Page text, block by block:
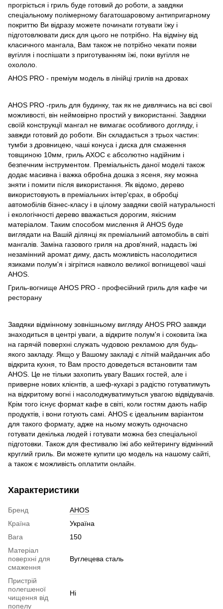
прогріється і гриль буде готовий до роботи, а завдяки
спеціальному полімерному багатошаровому антипригарному
покриттю Ви відразу можете починати готувати їжу і
підготовлювати диск для цього не потрібно. На відміну від
класичного мангала, Вам також не потрібно чекати появи
вугілля і поспішати з приготуванням їжі, поки вугілля не
охололо.
AHOS PRO - преміум модель в лінійці грилів на дровах
AHOS PRO -гриль для будинку, так як не дивлячись на всі свої
можливості, він неймовірно простий у використанні. Завдяки
своїй конструкції мангал не вимагає особливого догляду, і
завжди готовий до роботи. Він складається з трьох частин:
тумби з дровницею, чаші конуса і диска для смаження
товщиною 10мм, гриль АХОС є абсолютно надійним і
безпечним інструментом. Преміальність даної моделі також
додає масивна і важка обробна дошка з ясеня, яку можна
зняти і помити після використання. Як відомо, дерево
використовують в преміальних інтер'єрах, в обробці
автомобілів бізнес-класу і в цілому завдяки своїй натуральності
і екологічності дерево вважається дорогим, якісним
матеріалом. Таким способом мислення й AHOS буде
виглядати на Вашій ділянці як преміальний автомобіль в світі
мангалів. Заміна газового гриля на дров'яний, надасть їжі
незамінний аромат диму, дасть можливість насолодитися
язиками полум'я і зігрітися навколо великої вогнищевої чаші
AHOS.
Гриль-вогнище AHOS PRO - професійний гриль для кафе чи
ресторану
Завдяки відмінному зовнішньому вигляду AHOS PRO завжди
знаходиться в центрі уваги, а відкрите полум'я і соковита їжа
на гарячій поверхні служать чудовою рекламою для будь-
якого закладу. Якщо у Вашому закладі є літній майданчик або
відкрита кухня, то Вам просто доведеться встановити там
AHOS. Це не тільки захопить увагу Ваших гостей, але і
приверне нових клієнтів, а шеф-кухарі з радістю готуватимуть
на відкритому вогні і насолоджуватимуться увагою відвідувачів.
Крім того існує формат кафе в світі, коли гостям дають набір
продуктів, і вони готують самі. AHOS є ідеальним варіантом
для такого формату, адже на ньому можуть одночасно
готувати декілька людей і готувати можна без спеціальної
підготовки. Також для фестивалю їжі або кейтерингу відмінний
круглий гриль. Ви можете купити цю модель на нашому сайті,
а також є можливість оплатити онлайн.
Характеристики
Бренд
AHOS
Країна
Україна
Вага
150
Матеріал
поверхні для
смаження
Вуглецева сталь
Пристрій
полегшеної
чищення від
попелу
Ні